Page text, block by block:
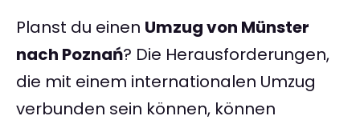
Planst du einen Umzug von Münster
nach Poznań? Die Herausforderungen,
die mit einem internationalen Umzug
verbunden sein können, können